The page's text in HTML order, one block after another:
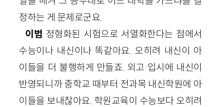
정하는 게 문제로군요.
이범 정형화된 시험으로 서열화한다는 점에서
수능이나 내신이나 똑같아요. 오히려 내신이 아
이들을 더 불행하게 만들죠. 외고 입시에 내신이
반영되니까 중학교 때부터 전과목 내신학원에 아
이들을 보내잖아요. 학원교육이 수능보다 오히려